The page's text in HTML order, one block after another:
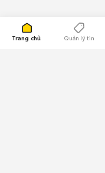
Trang chủ Quản lý tin